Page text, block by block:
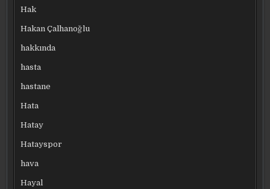
Hak
Hakan Çalhanoğlu
hakkında
hasta
hastane
Hata
Hatay
Hatayspor
hava
Hayal